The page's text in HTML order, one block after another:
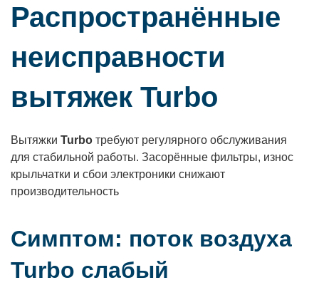
Распространённые
неисправности
вытяжек Turbo
Вытяжки Turbo требуют регулярного обслуживания
для стабильной работы. Засорённые фильтры, износ
крыльчатки и сбои электроники снижают
производительность
Симптом: поток воздуха
Turbo слабый